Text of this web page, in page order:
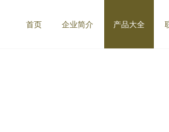
首页 企业简介 产品大全